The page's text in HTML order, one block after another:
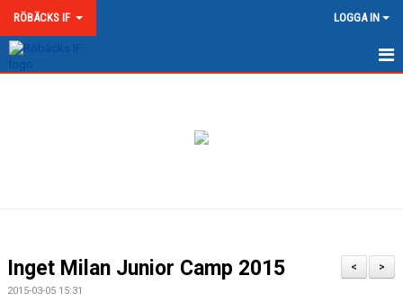
RÖBÄCKS IF LOGGA IN
MATCHER
>
<
Inget Milan Junior Camp 2015
2015-03-05 15:31